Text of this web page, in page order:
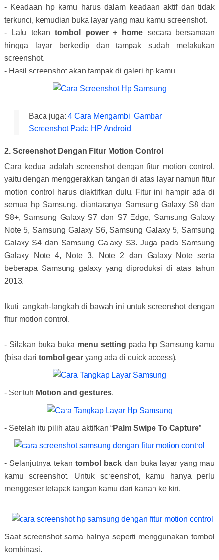
- Keadaan hp kamu harus dalam keadaan aktif dan tidak
terkunci, kemudian buka layar yang mau kamu screenshot.
- Lalu tekantombol power + home secara bersamaan
hingga layar berkedip dan tampak sudah melakukan
screenshot.
- Hasil screenshot akan tampak di galeri hp kamu.
Baca juga: 4 Cara Mengambil Gambar
Screenshot Pada HP Android
2. Screenshot Dengan Fitur Motion Control
Cara kedua adalah screenshot dengan fitur motion control,
yaitu dengan menggerakkan tangan di atas layar namun fitur
motion control harus diaktifkan dulu. Fitur ini hampir ada di
semua hp Samsung, diantaranya Samsung Galaxy S8 dan
S8+, Samsung Galaxy S7 dan S7 Edge, Samsung Galaxy
Note 5, Samsung Galaxy S6, Samsung Galaxy 5, Samsung
Galaxy S4 dan Samsung Galaxy S3. Juga pada Samsung
Galaxy Note 4, Note 3, Note 2 dan Galaxy Note serta
beberapa Samsung galaxy yang diproduksi di atas tahun
2013.
Ikuti langkah-langkah di bawah ini untuk screenshot dengan
fitur motion control.
- Silakan buka buka menu setting pada hp Samsung kamu
(bisa dari tombol gearyang ada di quick access).
- Sentuh Motion and gestures.
- Setelah itu pilih atau aktifkan “Palm Swipe To Capture”
- Selanjutnya tekan tombol back dan buka layar yang mau
kamu screenshot. Untuk screenshot, kamu hanya perlu
menggeser telapak tangan kamu dari kanan ke kiri.
Saat screenshot sama halnya seperti menggunakan tombol
kombinasi.